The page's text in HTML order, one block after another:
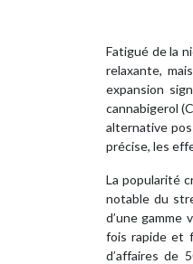
Fatigué de la
relaxante,
expansion
cannabigerol
alternative
précise, les
La popularité
notable du
d’une gamme
fois rapide et
d’affaires de